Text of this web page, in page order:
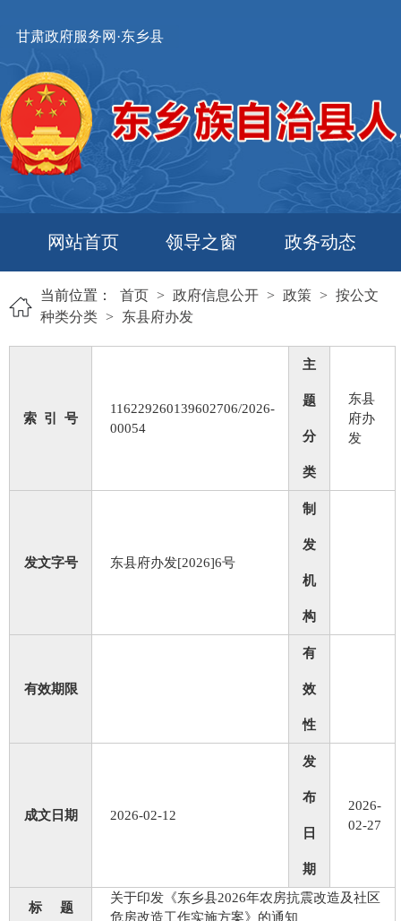
甘肃政府服务网·东乡县
网站首页 领导之窗 政务动态
当前位置： 首页 > 政府信息公开 > 政策 > 按公文
种类分类 > 东县府办发
索 引 号
116229260139602706/2026-
00054
主
题
分
类
东县
府办
发
发文字号 东县府办发[2026]6号
制
发
机
构
有效期限
有
效
性
成文日期 2026-02-12
发
布
日
期
2026-
02-27
标 题
关于印发《东乡县2026年农房抗震改造及社区
危房改造工作实施方案》的通知